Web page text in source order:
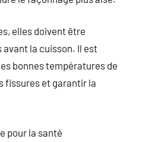
elles doivent être
la cuisson. Il est
bonnes températures de
fissures et garantir la
pour la santé